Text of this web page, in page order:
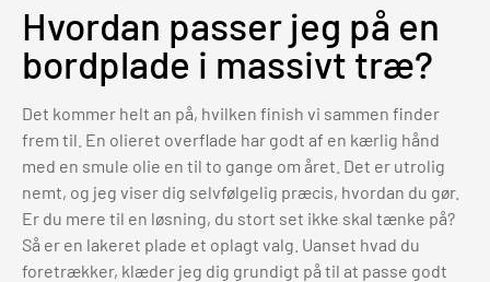
Hvordan passer jeg på en
bordplade i massivt træ?
Det kommer helt an på, hvilken finish vi sammen finder
frem til. En olieret overflade har godt af en kærlig hånd
med en smule olie en til to gange om året. Det er utrolig
nemt, og jeg viser dig selvfølgelig præcis, hvordan du gør.
Er du mere til en løsning, du stort set ikke skal tænke på?
Så er en lakeret plade et oplagt valg. Uanset hvad du
foretrækker, klæder jeg dig grundigt på til at passe godt